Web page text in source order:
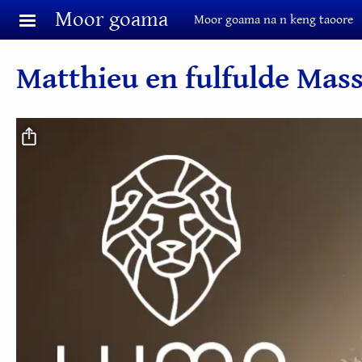
Aller au contenu principal
Moor goama Moor goama na n keng taoore
Matthieu en fulfulde